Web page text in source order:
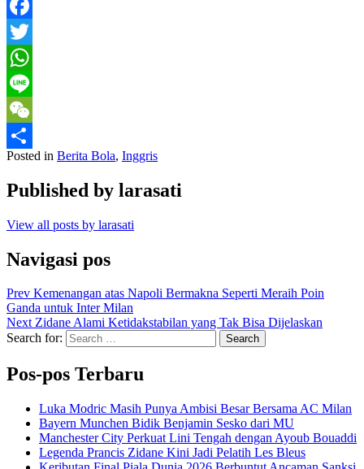
Facebook
Twitter
WhatsApp
Line
WeChat
Share
Posted in Berita Bola, Inggris
Published by larasati
View all posts by larasati
Navigasi pos
Prev Kemenangan atas Napoli Bermakna Seperti Meraih Poin
Ganda untuk Inter Milan
Next Zidane Alami Ketidakstabilan yang Tak Bisa Dijelaskan
Search for:
Search
Pos-pos Terbaru
Luka Modric Masih Punya Ambisi Besar Bersama AC Milan
Bayern Munchen Bidik Benjamin Sesko dari MU
Manchester City Perkuat Lini Tengah dengan Ayoub Bouaddi
Legenda Prancis Zidane Kini Jadi Pelatih Les Bleus